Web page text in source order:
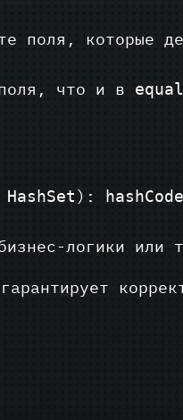
поля, которые
что и в
HashSet):
логики или